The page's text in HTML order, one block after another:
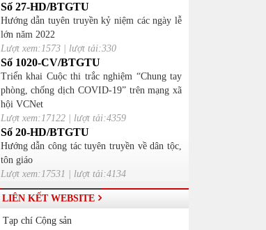
Số 27-HD/BTGTU
Hướng dẫn tuyên truyền kỷ niệm các ngày lễ
lớn năm 2022
Lượt xem:1573 | lượt tải:330
Số 1020-CV/BTGTU
Triển khai Cuộc thi trắc nghiệm “Chung tay
phòng, chống dịch COVID-19” trên mạng xã
hội VCNet
Lượt xem:17122 | lượt tải:4359
Số 20-HD/BTGTU
Hướng dẫn công tác tuyên truyền về dân tộc,
tôn giáo
Lượt xem:17531 | lượt tải:4134
LIÊN KẾT WEBSITE
Tạp chí Cộng sản